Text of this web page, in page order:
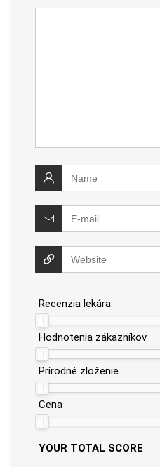
Recenzia lekára
Hodnotenia zákazníkov
Prírodné zloženie
Cena
YOUR TOTAL SCORE